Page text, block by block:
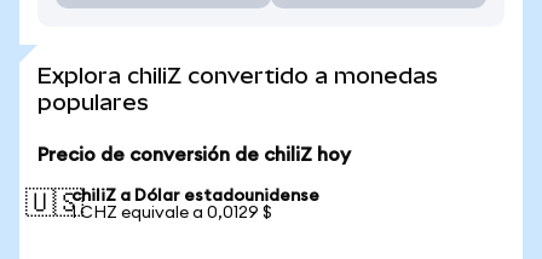
Explora chiliZ convertido a monedas
populares
Precio de conversión de chiliZ hoy
🇺🇸chiliZ a Dólar estadounidense
1 CHZ equivale a 0,0129 $